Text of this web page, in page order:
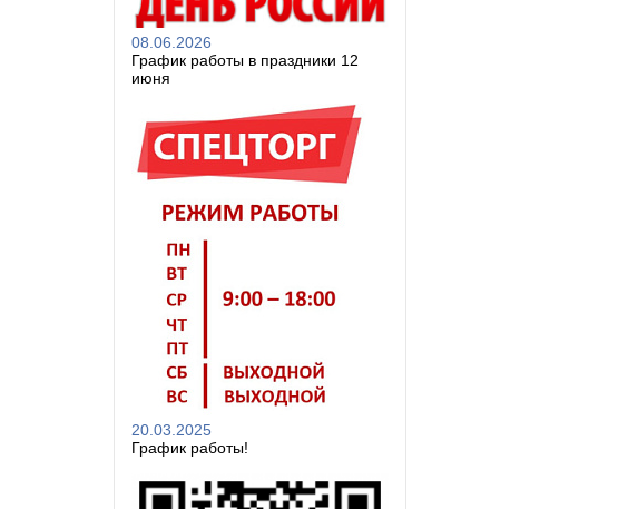
08.06.2026
График работы в праздники 12
июня
20.03.2025
График работы!